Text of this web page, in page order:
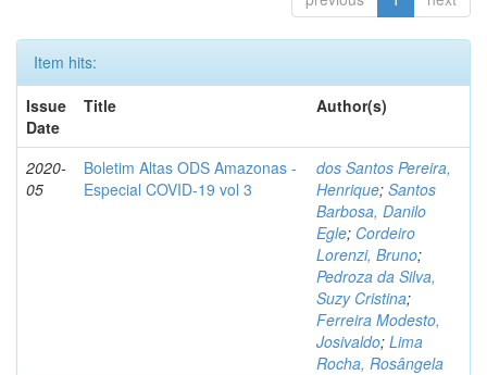
Item hits:
Issue
Date
Title Author(s)
2020-
05
Boletim Altas ODS Amazonas -
Especial COVID-19 vol 3
dos Santos Pereira,
Henrique; Santos
Barbosa, Danilo
Egle; Cordeiro
Lorenzi, Bruno;
Pedroza da Silva,
Suzy Cristina;
Ferreira Modesto,
Josivaldo; Lima
Rocha, Rosângela